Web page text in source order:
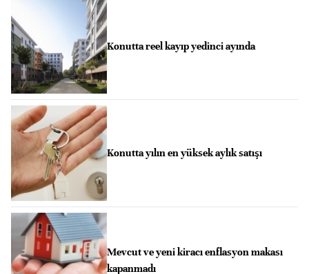
Konutta reel kayıp yedinci ayında
Konutta yılın en yüksek aylık satışı
Mevcut ve yeni kiracı enflasyon makası
kapanmadı